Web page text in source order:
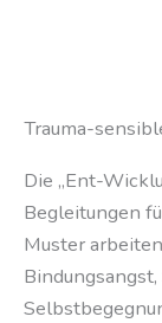
Trauma-
Die „Ent-
Begleitungen
Muster